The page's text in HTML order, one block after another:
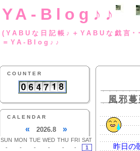
YA-Blog♪♪
(YABUな日記帳♪
＝YA-Blog♪♪
COUNTER
CALENDAR
« 2026.8 »
SUN MON TUE WED THU FRI SAT
-
- - - - -
1
風邪
昨日の